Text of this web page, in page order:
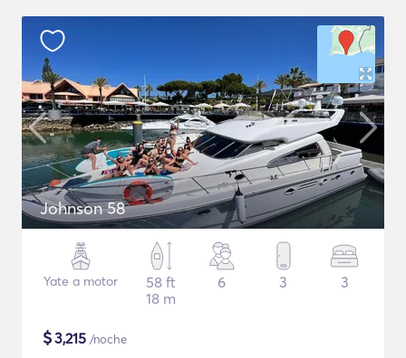
Johnson 58
Yate a motor
58 ft
18 m
6 3 3
$3,215 /noche